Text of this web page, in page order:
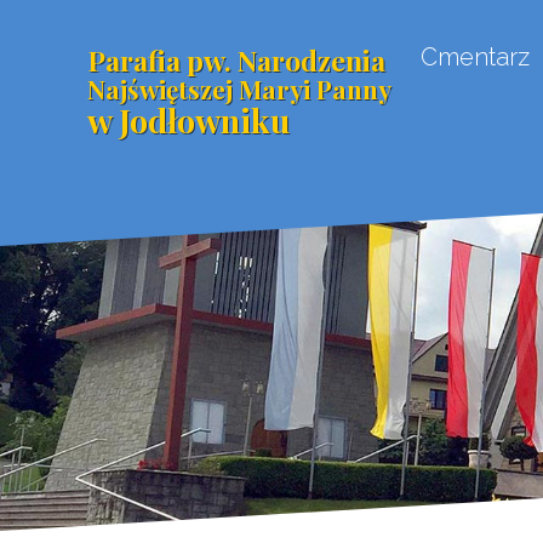
Parafia pw. Narodzenia
Najświętszej Maryi Panny
w Jodłowniku
Cmentarz